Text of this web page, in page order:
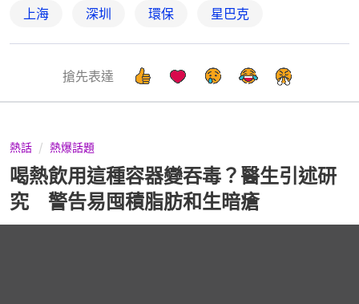
上海 深圳 環保 星巴克
搶先表達
熱話 熱爆話題
喝熱飲用這種容器變吞毒？醫生引述研
究 警告易囤積脂肪和生暗瘡